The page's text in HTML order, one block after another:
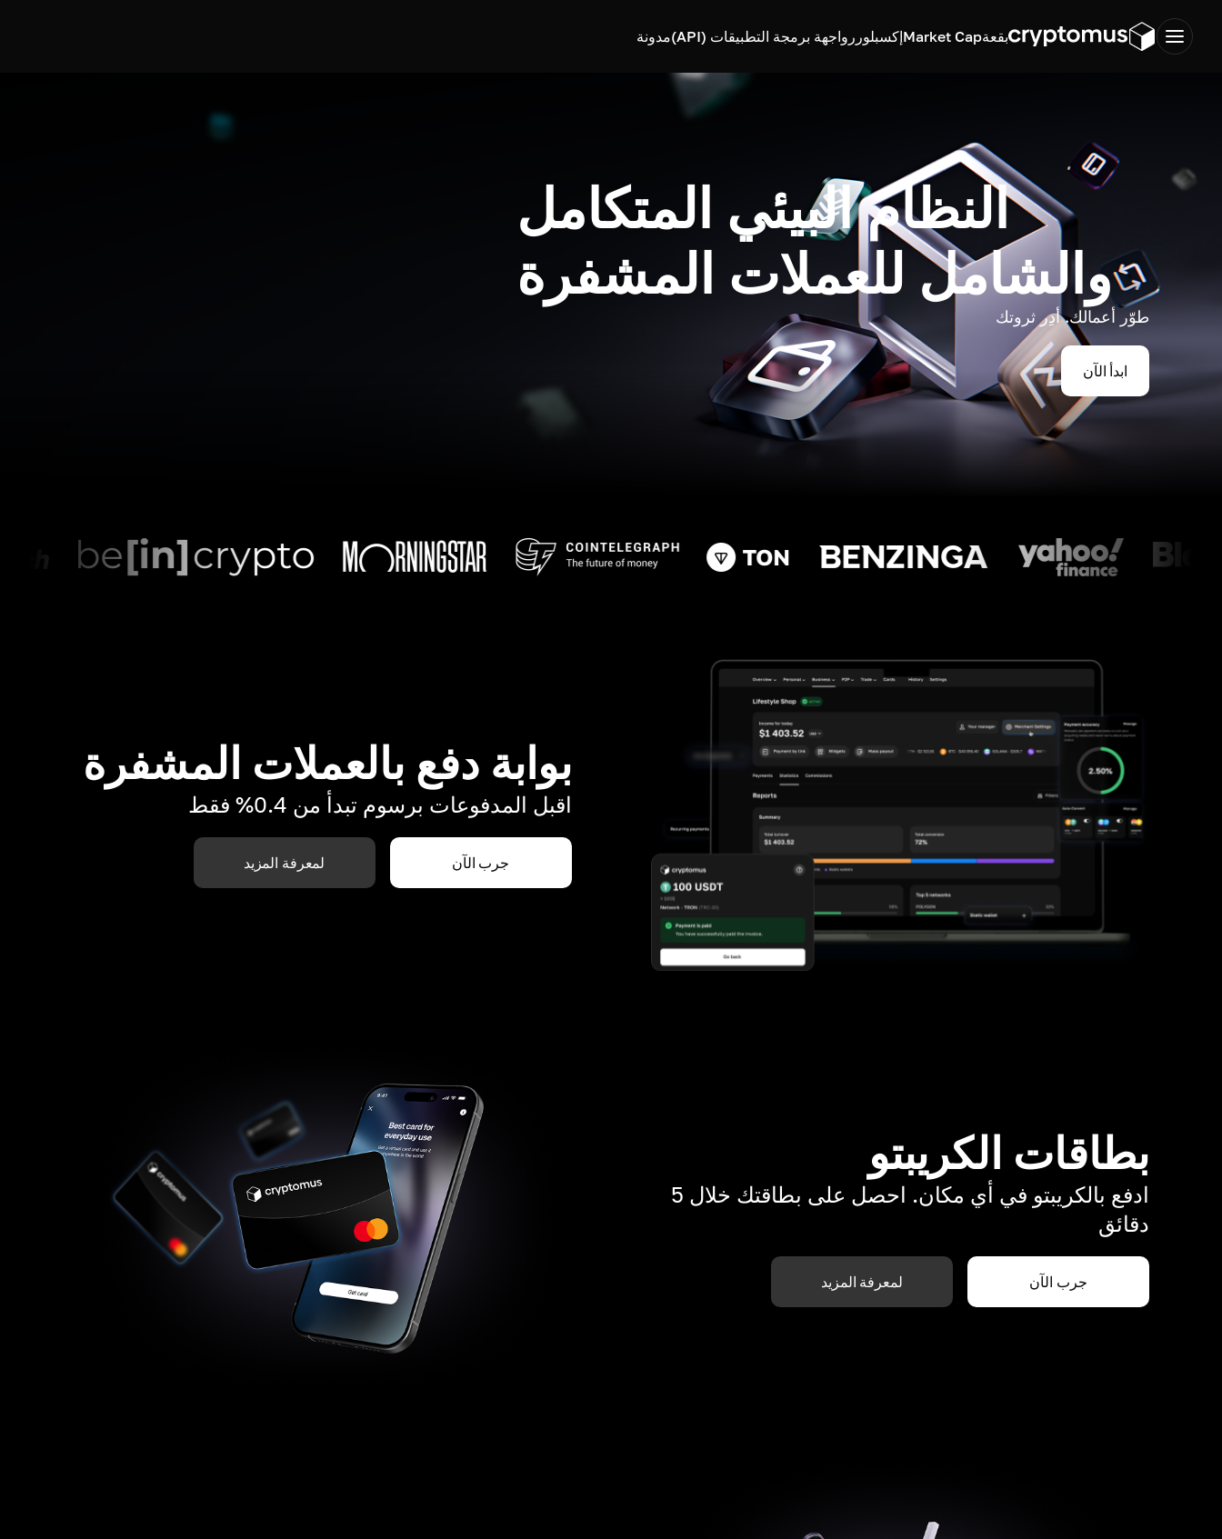
بقعةMarket Capإكسبلورر واجهة برمجة التطبيقات (API) مدونة
النظام البيئي المتكامل
والشامل للعملات المشفرة
طوّر أعمالك. أدِر ثروتك
ابدأ الآن
بوابة دفع بالعملات المشفرة
اقبل المدفوعات برسوم تبدأ من 0.4% فقط
جرب الآن لمعرفة المزيد
بطاقات الكريبتو
ادفع بالكريبتو في أي مكان. احصل على بطاقتك خلال 5
دقائق
جرب الآن لمعرفة المزيد